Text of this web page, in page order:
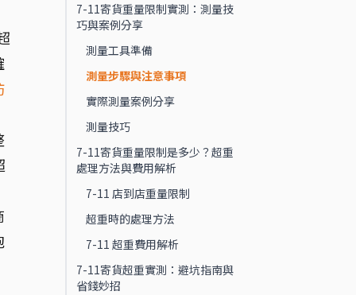
7-11寄貨重量限制實測：測量技
巧與案例分享
測量工具準備
測量步驟與注意事項
實際測量案例分享
測量技巧
7-11寄貨重量限制是多少？超重
處理方法與費用解析
7-11 店到店重量限制
超重時的處理方法
7-11 超重費用解析
7-11寄貨超重實測：避坑指南與
省錢妙招